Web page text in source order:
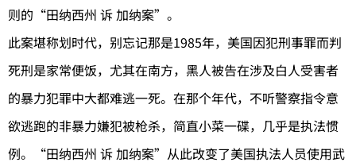
则的“田纳西州 诉 加纳案”。
此案堪称划时代，别忘记那是1985年，美国因犯刑事罪而判
死刑是家常便饭，尤其在南方，黑人被告在涉及白人受害者
的暴力犯罪中大都难逃一死。在那个年代，不听警察指令意
欲逃跑的非暴力嫌犯被枪杀，简直小菜一碟，几乎是执法惯
例。“田纳西州 诉 加纳案”从此改变了美国执法人员使用武